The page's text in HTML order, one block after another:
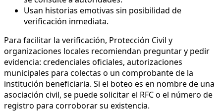
Usan historias emotivas sin posibilidad de
verificación inmediata.
Para facilitar la verificación, Protección Civil y
organizaciones locales recomiendan preguntar y pedir
evidencia: credenciales oficiales, autorizaciones
municipales para colectas o un comprobante de la
institución beneficiaria. Si el boteo es en nombre de una
asociación civil, se puede solicitar el RFC o el número de
registro para corroborar su existencia.